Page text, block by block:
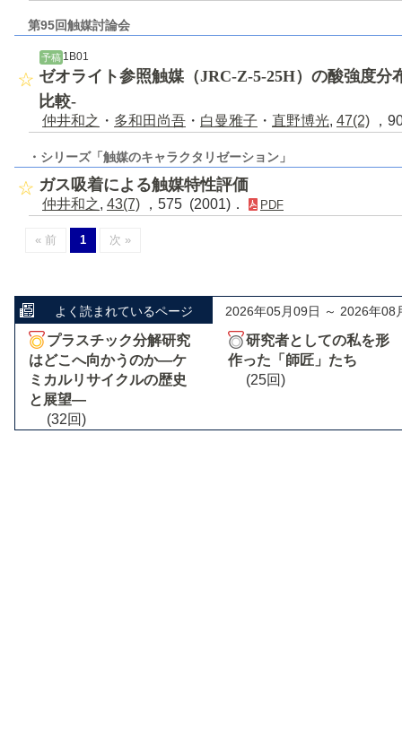
第95回触媒討論会
予稿 1B01
ゼオライト参照触媒（JRC-Z-5-25H）の酸強度分
比較-
仲井和之 ・ 多和田尚吾 ・ 白曼雅子 ・ 直野博光, 47(2) ，
・シリーズ「触媒のキャラクタリゼーション」
ガス吸着による触媒特性評価
仲井和之, 43(7) ，575 (2001)． PDF
« 前 1 次 »
よく読まれているページ 2026年05月09日 ～ 2026年08
プラスチック分解研究
はどこへ向かうのか―ケ
ミカルリサイクルの歴史
と展望―
(32回)
研究者としての私を形
作った「師匠」たち
(25回)